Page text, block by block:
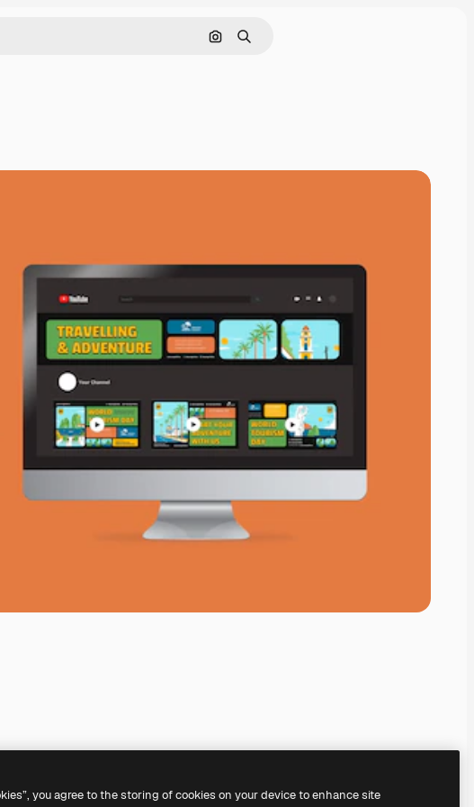
Nach Bild suchen
Suchen
you agree to the storing of cookies on your device to enhance site